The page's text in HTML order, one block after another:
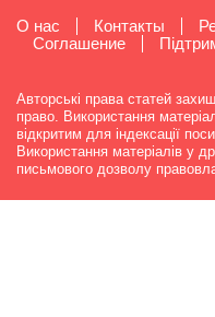
О нас Контакты
Cоглашение
Авторські права статей
право. Використання
відкритим для індексації
Використання матеріалів у
письмового дозволу